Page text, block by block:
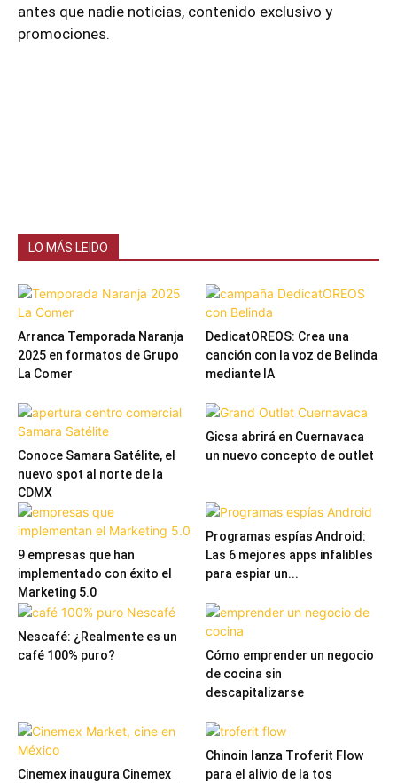
antes que nadie noticias, contenido exclusivo y
promociones.
LO MÁS LEIDO
Arranca Temporada Naranja
2025 en formatos de Grupo
La Comer
DedicatOREOS: Crea una
canción con la voz de Belinda
mediante IA
Conoce Samara Satélite, el
nuevo spot al norte de la
CDMX
Gicsa abrirá en Cuernavaca
un nuevo concepto de outlet
9 empresas que han
implementado con éxito el
Marketing 5.0
Programas espías Android:
Las 6 mejores apps infalibles
para espiar un...
Nescafé: ¿Realmente es un
café 100% puro?
Cómo emprender un negocio
de cocina sin
descapitalizarse
Cinemex inaugura Cinemex
Chinoin lanza Troferit Flow
para el alivio de la tos